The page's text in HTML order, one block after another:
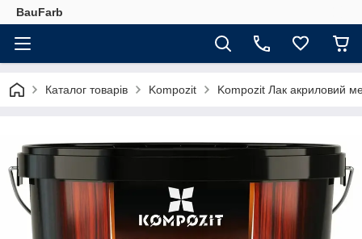
BauFarb
Каталог товарів Kompozit Kompozit Лак акриловий